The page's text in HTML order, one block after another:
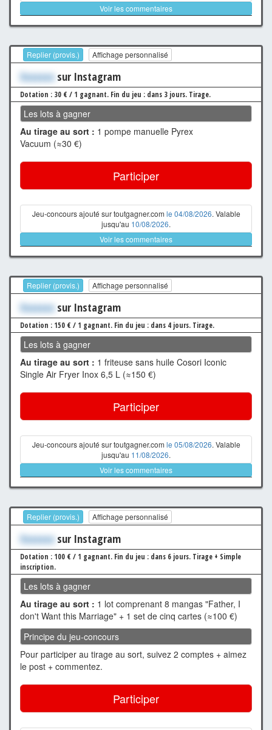
Voir les commentaires
Replier (provis.) Affichage personnalisé
Xxxxxxx sur Instagram
Dotation : 30 € / 1 gagnant. Fin du jeu : dans 3 jours. Tirage.
Les lots à gagner
Au tirage au sort : 1 pompe manuelle Pyrex
Vacuum (≈30 €)
Participer
Jeu-concours ajouté sur toutgagner.com le 04/08/2026. Valable
jusqu'au 10/08/2026.
Voir les commentaires
Replier (provis.) Affichage personnalisé
Xxxxxxx sur Instagram
Dotation : 150 € / 1 gagnant. Fin du jeu : dans 4 jours. Tirage.
Les lots à gagner
Au tirage au sort : 1 friteuse sans huile Cosori Iconic
Single Air Fryer Inox 6,5 L (≈150 €)
Participer
Jeu-concours ajouté sur toutgagner.com le 05/08/2026. Valable
jusqu'au 11/08/2026.
Voir les commentaires
Replier (provis.) Affichage personnalisé
Xxxxxxx sur Instagram
Dotation : 100 € / 1 gagnant. Fin du jeu : dans 6 jours. Tirage + Simple
inscription.
Les lots à gagner
Au tirage au sort : 1 lot comprenant 8 mangas "Father, I
don't Want this Marriage" + 1 set de cinq cartes (≈100 €)
Principe du jeu-concours
Pour participer au tirage au sort, suivez 2 comptes + aimez
le post + commentez.
Participer